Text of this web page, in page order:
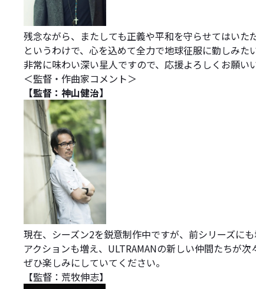
残念ながら、またしても正義や平和を守らせてはいた
というわけで、心を込めて全力で地球征服に勤しみた
非常に味わい深い星人ですので、応援よろしくお願い
＜監督・作曲家コメント＞
【監督：神山健治】
現在、シーズン2を鋭意制作中ですが、前シリーズに
アクションも増え、ULTRAMANの新しい仲間たちが
ぜひ楽しみにしていてください。
【監督：荒牧伸志】